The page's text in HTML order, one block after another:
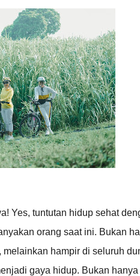
Yes, tuntutan hidup sehat
orang saat ini. Bukan
hampir di seluruh
gaya hidup. Bukan